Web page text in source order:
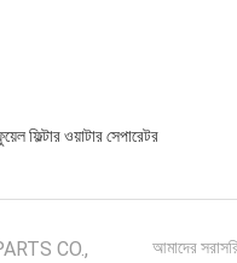
ফিল্টার ওয়াটার সেপারেটর
CO.,
আমাদের